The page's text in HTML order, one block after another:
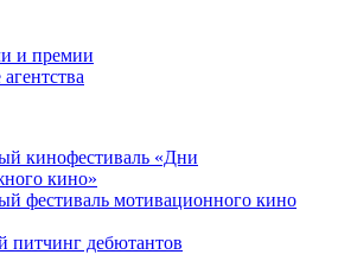
и премии
кинофестиваль «Дни
кино»
фестиваль мотивационного кино
питчинг дебютантов